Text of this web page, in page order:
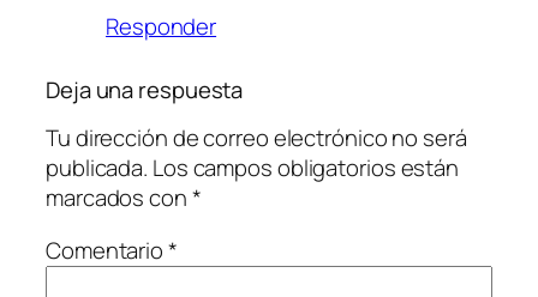
Responder
Deja una respuesta
Tu dirección de correo electrónico no será
publicada. Los campos obligatorios están
marcados con*
Comentario*